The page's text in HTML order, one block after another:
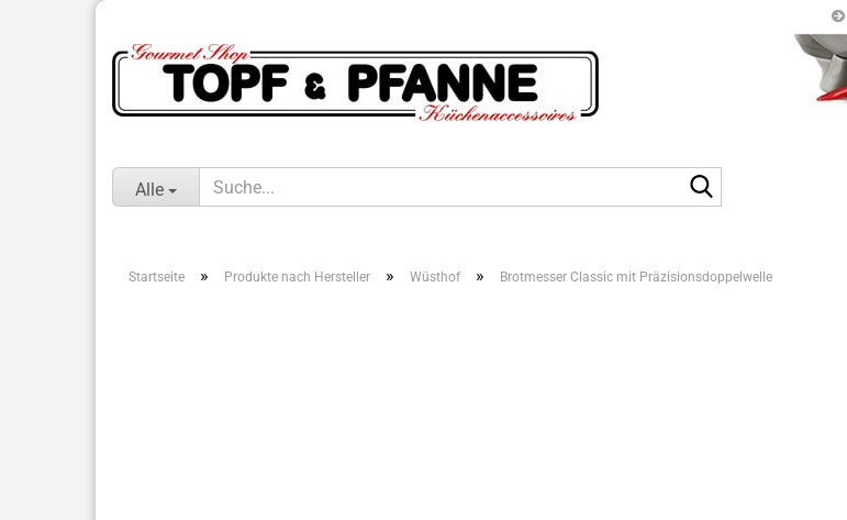
Alle
Startseite » Produkte nach Hersteller » Wüsthof » Brotmesser Classic mit Präzisionsdoppelwelle